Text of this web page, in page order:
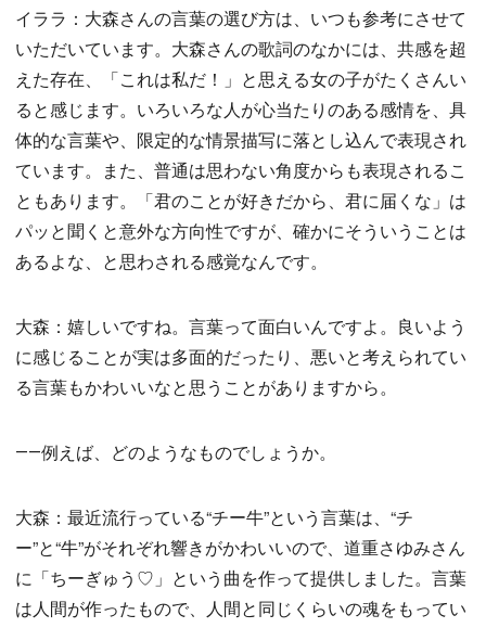
イララ：大森さんの言葉の選び方は、いつも参考にさせて
いただいています。大森さんの歌詞のなかには、共感を超
えた存在、「これは私だ！」と思える女の子がたくさんい
ると感じます。いろいろな人が心当たりのある感情を、具
体的な言葉や、限定的な情景描写に落とし込んで表現され
ています。また、普通は思わない角度からも表現されるこ
ともあります。「君のことが好きだから、君に届くな」は
パッと聞くと意外な方向性ですが、確かにそういうことは
あるよな、と思わされる感覚なんです。
大森：嬉しいですね。言葉って面白いんですよ。良いよう
に感じることが実は多面的だったり、悪いと考えられてい
る言葉もかわいいなと思うことがありますから。
――例えば、どのようなものでしょうか。
大森：最近流行っている“チー牛”という言葉は、“チ
ー”と“牛”がそれぞれ響きがかわいいので、道重さゆみさん
に「ちーぎゅう♡」という曲を作って提供しました。言葉
は人間が作ったもので、人間と同じくらいの魂をもってい